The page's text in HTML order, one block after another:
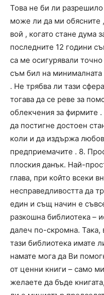
Това не би ли
може ли да ми обясните
вой , когато стане дума
последните 12 години
са ме осигурявали
съм бил на минималната
. Не трябва ли тази
тогава да се реве за
облекчения за фирмите
да постигне достоен
коли и да издържа
предприемачите . 8.
плоския данък. Най-
глава, при който всеки
несправедливостта да
един и същ начин е
разкошна библиотека –
далеч по-скромна. Така,
тази библиотека имате
намате мога да Ви
от ценни книги – само
желаете да бъде